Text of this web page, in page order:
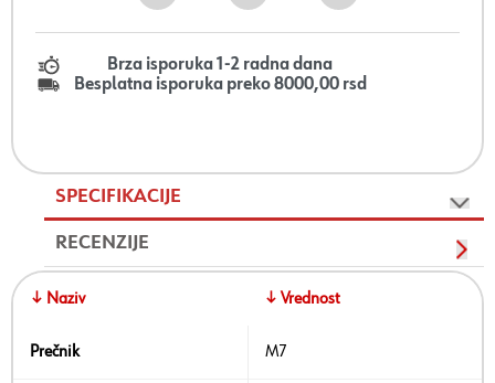
Brza isporuka 1-2 radna dana
Besplatna isporuka preko 8000,00 rsd
SPECIFIKACIJE
RECENZIJE
↓ Naziv ↓ Vrednost
Prečnik M7